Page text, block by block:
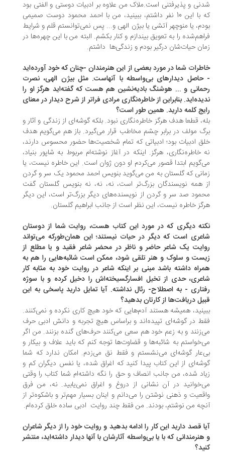
و پذیرفتنی است.ملاک من علاوه بر ادبیات دوستی و الفتی بود
که با این 10 نفر داشتم، ببینید، من با احمد محمود دوست صمیمی
یا منوچهر آتشی یا بیژن الهی و... پس نمی‌توانستم قلم و شرایط
را به تعویق بیندازم و کنار بکشم. البته من با این چهره‌ها در
حیات‌شان درگیر بودم و زندگی‌ها داشتم.
شما در مورد بعضی از این هنرمندان -چنان که خود آورده‌اید
دیدارهای بی‌واسطه با آنهاست. مثل بیژن الهی، نصرت
و ... هوشنگ بادیه‌نشین هم هست که گفته‌اید هرگز او را
بنابراین از خاطره‌نگاری مرادی فراتر از شرح دیدار در معنای
کلمه دارید. همین‌ طور است؟
قطعا هدف هرگز خاطره‌نگاری نبود. بلکه گوشه‌ای از زندگی و آثار و
مولف در برابر چشم مخاطب قرار می‌گیرد. باز هم می‌گویم هدف
ادبیات بود؛ ادبیاتی که تمام شخصیت‌ها حضور محسوس دارند،
خاطره‌نگاری، هرگز. اینکه در آغاز نوشته‌ام مربوط به شاپور بنیاد،
ابتدا قصور می‌کردم او دون ژوان است. این خاطره نیست، یا
که گلستان به من می‌گوید بنویس احمد محمود یک سر و گردن
همه نویسندگان بزرگ‌تر است، نه، نه، نه بنویس گلستان گفت
صد سر و گردن از نویسنده‌های دیگر بزرگ‌تر است، این دیگر
خاطره نیست، این نظر است از جانب ابراهیم گلستان.
دیگری که در مورد این کتاب هست، روایت شما از دوستان
است که دیگر در حیات نیستند؛ این همان‌طورکه می‌تواند
یک شاعر حاضر و ناظر در محضر شاعر فقید و یا مطلع از
و سلوک و هنر تلقی شود، ممکن است شائبه‌هایی را هم به
داشته باشد مبنی بر اینکه شاعر در روایت خود به مثابه کار
حدی از تخیل افسارگسیخته‌اش را دخیل کرده و با سوژه
- به اصطلاح- رئال نداشته. آیا تمایل دارید پاسخی به این
دریافت‌ها از کارتان بدهید؟
همیشه هستند آدم‌هایی که خود هیچ کاری نکرده و نمی‌کنند.
در گوشه‌ای تپیده‌اند و براساس هیچ تجربه و دانش ادبی حرف
و به زعم خود هم سعی می‌کنند حرف‌های گنده بزنند. من اگر
به شائبه‌ها و قضاوت‌ها توجه کنم که باید علاف و بیکار و
گوشه‌ای می‌نشستم و فقط نق می‌زدم. امکان ندارد که شما
از این کتاب پیدا کنید که اغراق شده، یا نفس دیگران کم و
شده، من جانب انصاف و حق را نگه داشته‌ام شما کتاب را وقتی
در آن نشانی از دروغ و اغراق نمی‌یابید. نه، من فرق
و ذهنی نوشتن را می‌دانم و اینان بسیار مهم‌تر و باشکوه‌تر از
من نوشتم، بودند. من فقط چند روایت ادبی ساده خلق کرده‌ام.
قصد دارید این کار را ادامه بدهید و روایت خود را از دیگر شاعران
که با یا بی‌واسطه آثارشان با آنها دیدار داشته‌اید، منتشر